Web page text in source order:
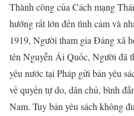
Thành công của Cách mạng
hưởng rất lớn đến tình cảm và
1919, Người tham gia Đảng xã
tên Nguyễn Ái Quốc, Người đã
yêu nước tại Pháp gửi bản yêu
về quyền tự do, dân chủ, bình
Nam. Tuy bản yêu sách không